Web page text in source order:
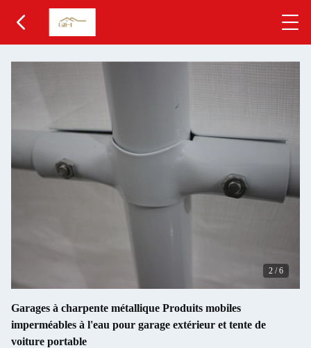
2 /6
Garages à charpente métallique Produits mobiles
imperméables à l'eau pour garage extérieur et tente de
voiture portable